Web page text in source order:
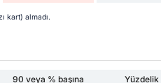
kart) almadı.
90 veya % başına Yüzdelik